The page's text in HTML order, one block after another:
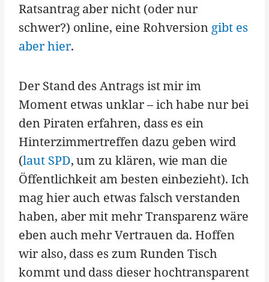
Ratsantrag aber nicht (oder nur
schwer?) online, eine Rohversion gibt es
aber hier.
Der Stand des Antrags ist mir im
Moment etwas unklar – ich habe nur bei
den Piraten erfahren, dass es ein
Hinterzimmertreffen dazu geben wird
(laut SPD, um zu klären, wie man die
Öffentlichkeit am besten einbezieht). Ich
mag hier auch etwas falsch verstanden
haben, aber mit mehr Transparenz wäre
eben auch mehr Vertrauen da. Hoffen
wir also, dass es zum Runden Tisch
kommt und dass dieser hochtransparent